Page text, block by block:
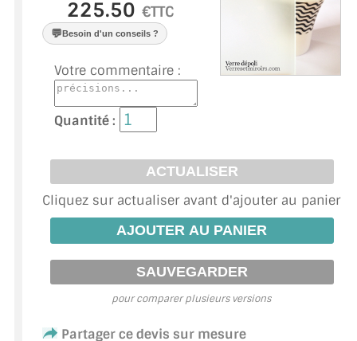
VERRE ANTI-REFLET
VERRE FEUILLETÉ/TREMPÉ
DALLE DE SOL EN VERRE
PORTE EN VERRE
GARDE CORPS EN VERRE
VERRIÈRE TYPE ATELIER
VERRES TEXTURÉS
PLEXIGLAS PMMA
€TTC
💬Besoin d'un conseils ?
Votre commentaire :
Quantité :
Cliquez sur actualiser avant d'ajouter au panier
pour comparer plusieurs versions
Partager ce devis sur mesure